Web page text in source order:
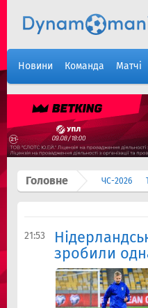
Новини Команда Матчі
Головне ЧС-2026
21:53
зробили